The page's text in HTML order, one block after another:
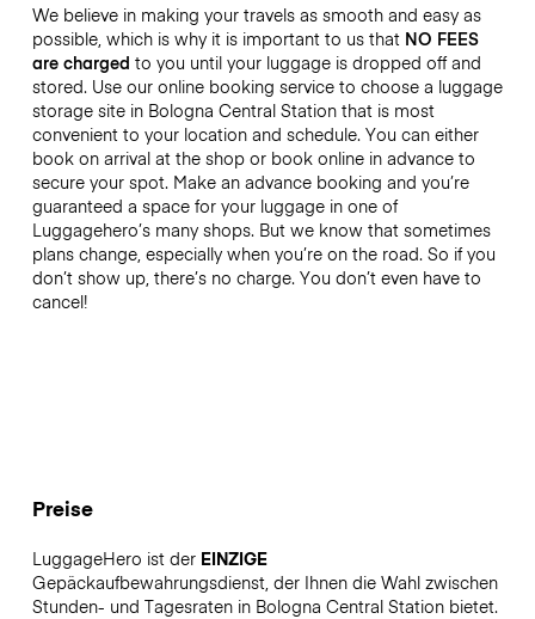
We believe in making your travels as smooth and easy as
possible, which is why it is important to us that NO FEES
are charged to you until your luggage is dropped off and
stored. Use our online booking service to choose a luggage
storage site in Bologna Central Station that is most
convenient to your location and schedule. You can either
book on arrival at the shop or book online in advance to
secure your spot. Make an advance booking and you’re
guaranteed a space for your luggage in one of
Luggagehero’s many shops. But we know that sometimes
plans change, especially when you’re on the road. So if you
don’t show up, there’s no charge. You don’t even have to
cancel!
Preise
LuggageHero ist der EINZIGE
Gepäckaufbewahrungsdienst, der Ihnen die Wahl zwischen
Stunden- und Tagesraten in Bologna Central Station bietet.